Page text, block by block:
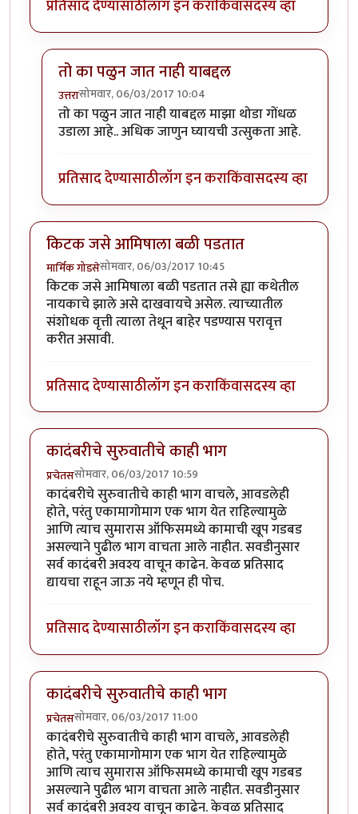
प्रतिसाद देण्यासाठीलॉग इन कराकिंवासदस्य व्हा
तो का पळुन जात नाही याबद्दल
उत्तरासोमवार, 06/03/2017 10:04
In reply toकादंबरी आवडली.byउत्तरा
तो का पळुन जात नाही याबद्दल माझा थोडा गोंधळ
उडाला आहे.. अधिक जाणुन घ्यायची उत्सुकता आहे.
प्रतिसाद देण्यासाठीलॉग इन कराकिंवासदस्य व्हा
किटक जसे आमिषाला बळी पडतात
मार्मिक गोडसेसोमवार, 06/03/2017 10:45
किटक जसे आमिषाला बळी पडतात तसे ह्या कथेतील
नायकाचे झाले असे दाखवायचे असेल. त्याच्यातील
संशोधक वृत्ती त्याला तेथून बाहेर पडण्यास परावृत्त
करीत असावी.
प्रतिसाद देण्यासाठीलॉग इन कराकिंवासदस्य व्हा
कादंबरीचे सुरुवातीचे काही भाग
प्रचेतससोमवार, 06/03/2017 10:59
कादंबरीचे सुरुवातीचे काही भाग वाचले, आवडलेही
होते, परंतु एकामागोमाग एक भाग येत राहिल्यामुळे
आणि त्याच सुमारास ऑफिसमध्ये कामाची खूप गडबड
असल्याने पुढील भाग वाचता आले नाहीत. सवडीनुसार
सर्व कादंबरी अवश्य वाचून काढेन. केवळ प्रतिसाद
द्यायचा राहून जाऊ नये म्हणून ही पोच.
प्रतिसाद देण्यासाठीलॉग इन कराकिंवासदस्य व्हा
कादंबरीचे सुरुवातीचे काही भाग
प्रचेतससोमवार, 06/03/2017 11:00
कादंबरीचे सुरुवातीचे काही भाग वाचले, आवडलेही
होते, परंतु एकामागोमाग एक भाग येत राहिल्यामुळे
आणि त्याच सुमारास ऑफिसमध्ये कामाची खूप गडबड
असल्याने पुढील भाग वाचता आले नाहीत. सवडीनुसार
सर्व कादंबरी अवश्य वाचून काढेन. केवळ प्रतिसाद